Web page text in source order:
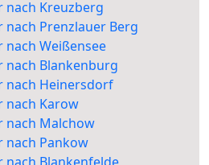
nach Kreuzberg
Prenzlauer Berg
Weißensee
nach Blankenburg
nach Heinersdorf
nach Karow
nach Malchow
nach Pankow